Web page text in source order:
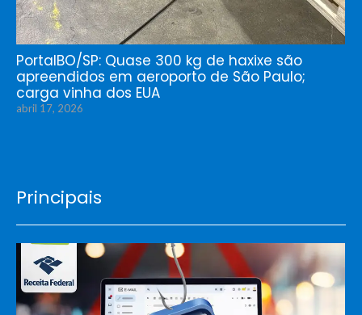
PortalBO/SP: Quase 300 kg de haxixe são
apreendidos em aeroporto de São Paulo;
carga vinha dos EUA
abril 17, 2026
Principais